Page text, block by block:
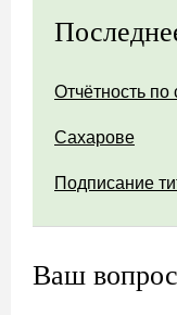
Отчётность по
Сахарове
Подписание
Ваш вопрос